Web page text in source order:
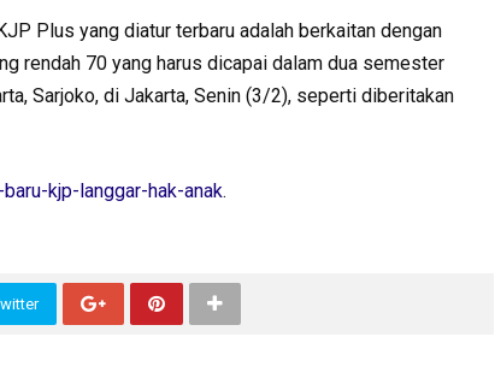
Plus yang diatur terbaru adalah berkaitan dengan
rendah 70 yang harus dicapai dalam dua semester
Sarjoko, di Jakarta, Senin (3/2), seperti diberitakan
kjp-langgar-hak-anak.